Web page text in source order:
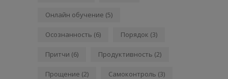
Онлайн обучение (5)
Осознанность (6) Порядок (3)
Притчи (6) Продуктивность (2)
Прощение (2) Самоконтроль (3)